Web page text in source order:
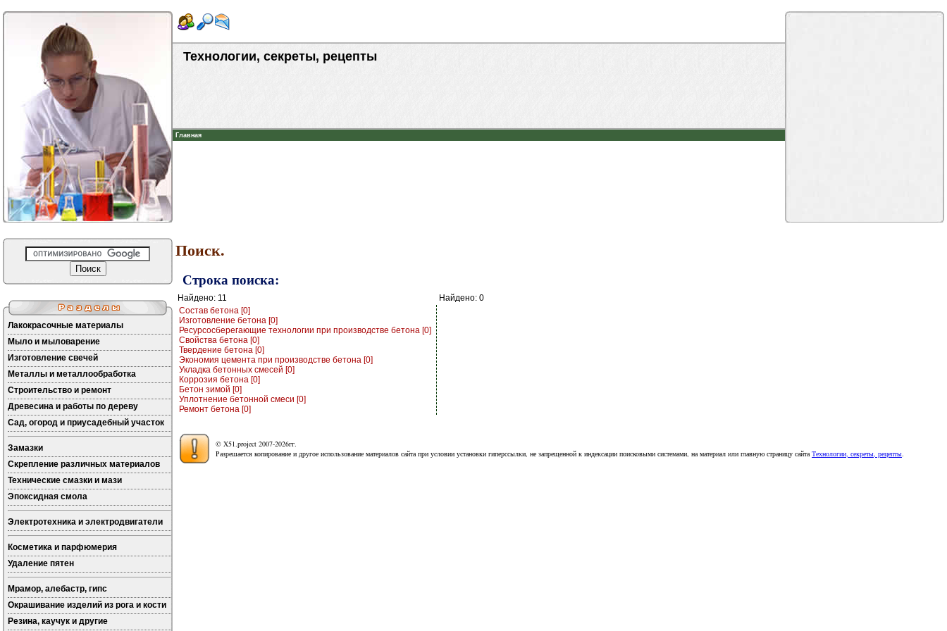
Технологии, секреты, рецепты
Главная
Лакокрасочные материалы
Мыло и мыловарение
Изготовление свечей
Металлы и металлообработка
Строительство и ремонт
Древесина и работы по дереву
Сад, огород и приусадебный участок
Замазки
Скрепление различных материалов
Технические смазки и мази
Эпоксидная смола
Электротехника и электродвигатели
Косметика и парфюмерия
Удаление пятен
Мрамор, алебастр, гипс
Окрашивание изделий из рога и кости
Резина, каучук и другие
Поиск.
Строка поиска:
Найдено: 11
Найдено: 0
Состав бетона [0]
Изготовление бетона [0]
Ресурсосберегающие технологии при производстве бетона [0]
Свойства бетона [0]
Твердение бетона [0]
Экономия цемента при производстве бетона [0]
Укладка бетонных смесей [0]
Коррозия бетона [0]
Бетон зимой [0]
Уплотнение бетонной смеси [0]
Ремонт бетона [0]
© X51.project 2007-2026гг.
Разрешается копирование и другое использование материалов сайта при условии установки гиперссылки, не запрещенной к индексации поисковыми системами, на материал или главную страницу сайтаТехнологии, секреты, рецепты.